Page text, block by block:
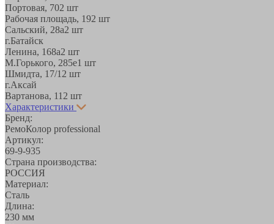
Портовая, 702 шт
Рабочая площадь, 192 шт
Сальский, 28a2 шт
г.Батайск
Ленина, 168а2 шт
М.Горького, 285е1 шт
Шмидта, 17/1 2 шт
г.Аксай
Вартанова, 11 2 шт
Характеристики
Бренд:
РемоКолор professional
Артикул:
69-9-935
Страна производства:
РОССИЯ
Материал:
Сталь
Длина:
230 мм